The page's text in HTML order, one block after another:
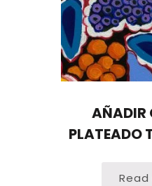
AÑADIR
PLATEADO